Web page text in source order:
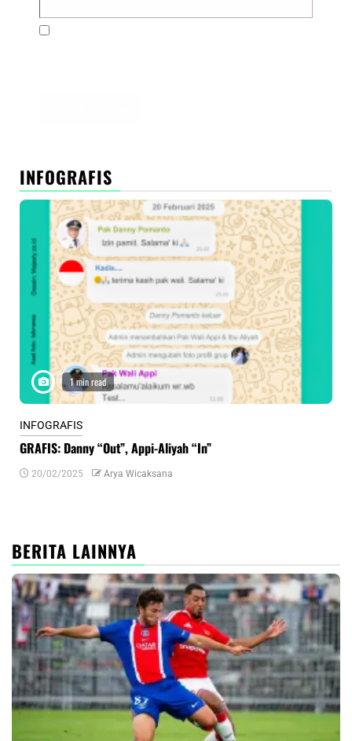
INFOGRAFIS
1 min read
INFOGRAFIS
GRAFIS: Danny “Out”, Appi-Aliyah “In”
20/02/2025 Arya Wicaksana
BERITA LAINNYA